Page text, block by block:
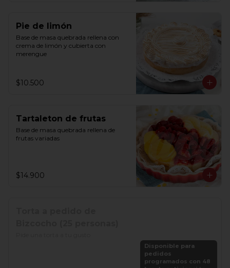
Pie de limón
Base de masa quebrada rellena con
crema de limón y cubierta con
merengue
$10.500
Tartaleton de frutas
Base de masa quebrada rellena de
frutas variadas
$14.900
Disponible para
pedidos
programados con 48